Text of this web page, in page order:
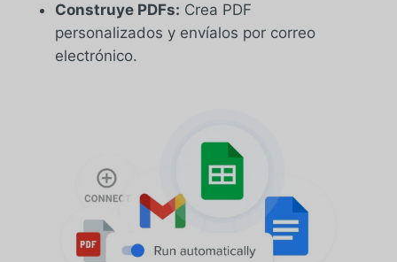
Construye PDFs: Crea PDF
personalizados y envíalos por correo
electrónico.